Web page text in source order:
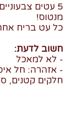
5 עטים
מנטוס!
כל עט בריח
חשוב לדעת:
- לא למאכל
חלקים קטנים,